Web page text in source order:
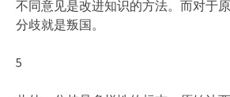
不同意见是改进知识的方法。而对于
分歧就是叛国。
5